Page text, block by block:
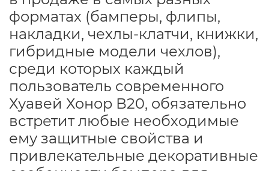
форматах (бамперы, флипы,
накладки, чехлы-клатчи, книжки,
гибридные модели чехлов),
среди которых каждый
пользователь современного
Хуавей Хонор В20, обязательно
встретит любые необходимые
ему защитные свойства и
привлекательные декоративные